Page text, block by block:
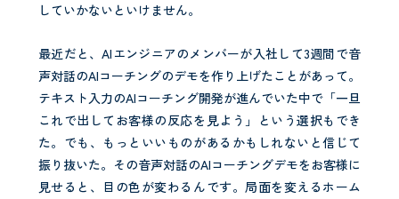
していかないといけません。
最近だと、AIエンジニアのメンバーが入社して3週間で音
声対話のAIコーチングのデモを作り上げたことがあって。
テキスト入力のAIコーチング開発が進んでいた中で「一旦
これで出してお客様の反応を見よう」という選択もでき
た。でも、もっといいものがあるかもしれないと信じて
振り抜いた。その音声対話のAIコーチングデモをお客様に
見せると、目の色が変わるんです。局面を変えるホーム